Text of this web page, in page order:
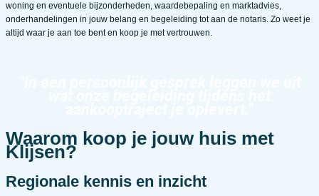
woning en eventuele bijzonderheden, waardebepaling en marktadvies,
onderhandelingen in jouw belang en begeleiding tot aan de notaris. Zo weet je
altijd waar je aan toe bent en koop je met vertrouwen.
Waarom koop je jouw huis met
Klijsen?
Regionale kennis en inzicht